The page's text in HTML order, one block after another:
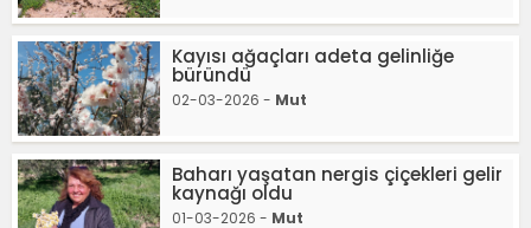
Kayısı ağaçları adeta gelinliğe
büründü
02-03-2026 - Mut
Baharı yaşatan nergis çiçekleri gelir
kaynağı oldu
01-03-2026 - Mut